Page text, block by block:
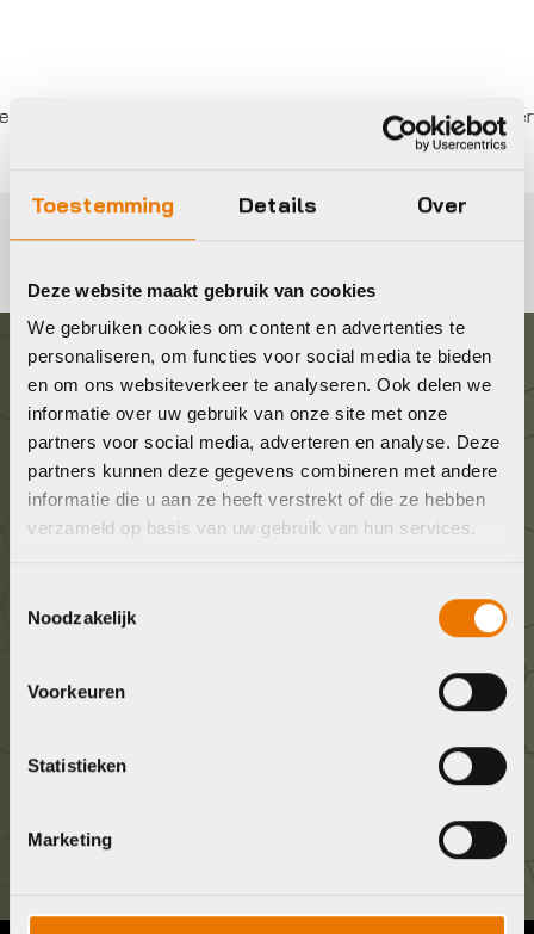
Toestemming Details Over
Deze website maakt gebruik van cookies
We gebruiken cookies om content en advertenties te
personaliseren, om functies voor social media te bieden
en om ons websiteverkeer te analyseren. Ook delen we
informatie over uw gebruik van onze site met onze
partners voor social media, adverteren en analyse. Deze
partners kunnen deze gegevens combineren met andere
informatie die u aan ze heeft verstrekt of die ze hebben
verzameld op basis van uw gebruik van hun services.
Noodzakelijk
Voorkeuren
Statistieken
Marketing
Eigen werkplaats met
Graag in contact komen?
Wij staan voor je klaar! Neem contact op via de
onderstaande gegevens.
036 5304422
Kom langs!
1315 BP Almere